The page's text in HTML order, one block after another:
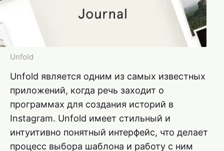
Unfold
Unfold является одним из самых известных
приложений, когда речь заходит о
программах для создания историй в
Instagram. Unfold имеет стильный и
интуитивно понятный интерфейс, что делает
процесс выбора шаблона и работу с ним